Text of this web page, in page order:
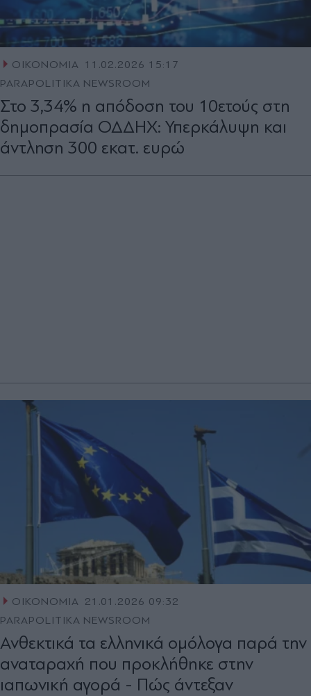
ΟΙΚΟΝΟΜΙΑ 11.02.2026 15:17
PARAPOLITIKA NEWSROOM
Στο 3,34% η απόδοση του 10ετούς στη
δημοπρασία ΟΔΔΗΧ: Υπερκάλυψη και
άντληση 300 εκατ. ευρώ
ΟΙΚΟΝΟΜΙΑ 21.01.2026 09:32
PARAPOLITIKA NEWSROOM
Ανθεκτικά τα ελληνικά ομόλογα παρά την
αναταραχή που προκλήθηκε στην
ιαπωνική αγορά - Πώς άντεξαν